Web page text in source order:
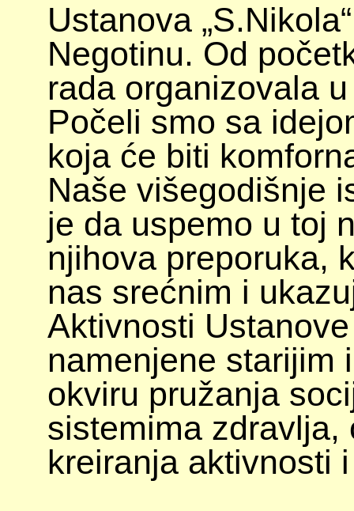
Ustanova
Negotinu. Od
rada organizovala
Počeli smo sa
koja će biti
Naše višegodišnje
je da uspemo u toj
njihova preporuka,
nas srećnim i
Aktivnosti
namenjene starijim
okviru pružanja
sistemima zdravlja,
kreiranja aktivnosti